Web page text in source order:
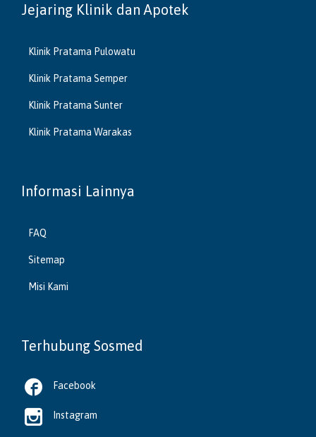
Jejaring Klinik dan Apotek
Klinik Pratama Pulowatu
Klinik Pratama Semper
Klinik Pratama Sunter
Klinik Pratama Warakas
Informasi Lainnya
FAQ
Sitemap
Misi Kami
Terhubung Sosmed
 Facebook
 Instagram